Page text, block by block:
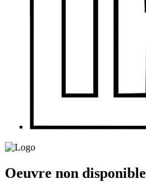
Oeuvre non disponible